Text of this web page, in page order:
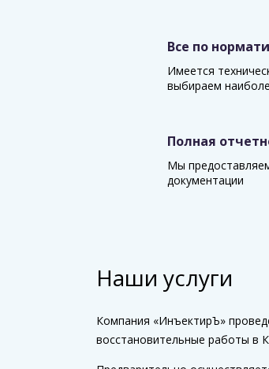
Все по
Имеется
выбираем
Полная
Мы
документации
Наши услуги
Компания «ИнъектирЪ»
восстановительные работы в